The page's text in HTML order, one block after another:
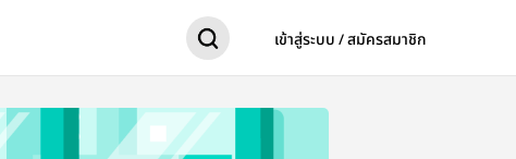
เข้าสู่ระบบ / สมัครสมาชิก